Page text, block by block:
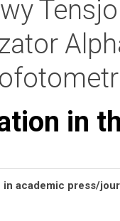
in
in academic press/